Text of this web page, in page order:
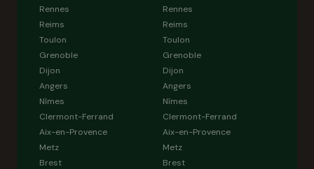
Rennes
Reims
Toulon
Grenoble
Dijon
Angers
Nîmes
Clermont-Ferrand
Aix-en-Provence
Metz
Brest
Rennes
Reims
Toulon
Grenoble
Dijon
Angers
Nîmes
Clermont-Ferrand
Aix-en-Provence
Metz
Brest